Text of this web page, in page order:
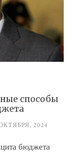
способы
2024
бюджета